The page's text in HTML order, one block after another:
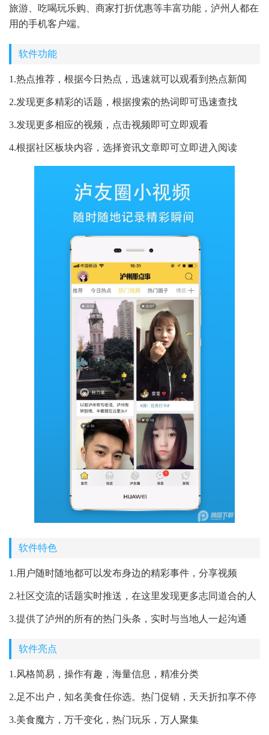
旅游、吃喝玩乐购、商家打折优惠等丰富功能，泸州人都在
用的手机客户端。
软件功能
1.热点推荐，根据今日热点，迅速就可以观看到热点新闻
2.发现更多精彩的话题，根据搜索的热词即可迅速查找
3.发现更多相应的视频，点击视频即可立即观看
4.根据社区板块内容，选择资讯文章即可立即进入阅读
软件特色
1.用户随时随地都可以发布身边的精彩事件，分享视频
2.社区交流的话题实时推送，在这里发现更多志同道合的人
3.提供了泸州的所有的热门头条，实时与当地人一起沟通
软件亮点
1.风格简易，操作有趣，海量信息，精准分类
2.足不出户，知名美食任你选。热门促销，天天折扣享不停
3.美食魔方，万千变化，热门玩乐，万人聚集